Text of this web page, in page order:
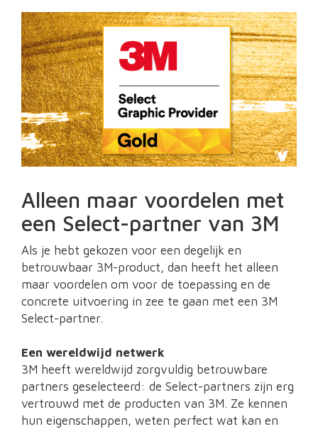
Alleen maar voordelen met
een Select-partner van 3M
Als je hebt gekozen voor een degelijk en
betrouwbaar 3M-product, dan heeft het alleen
maar voordelen om voor de toepassing en de
concrete uitvoering in zee te gaan met een 3M
Select-partner.
Een wereldwijd netwerk
3M heeft wereldwijd zorgvuldig betrouwbare
partners geselecteerd: de Select-partners zijn erg
vertrouwd met de producten van 3M. Ze kennen
hun eigenschappen, weten perfect wat kan en